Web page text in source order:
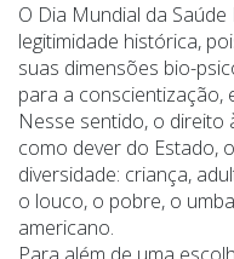
O Dia Mundial da
legitimidade histórica,
suas dimensões bio-
para a conscientização,
Nesse sentido, o direito
como dever do Estado,
diversidade: criança,
o louco, o pobre, o
americano.